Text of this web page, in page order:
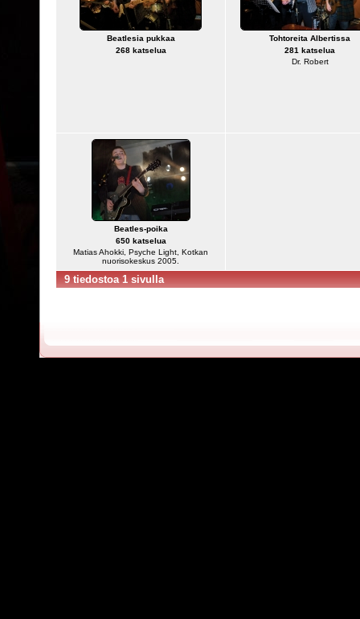
Beatlesia pukkaa
268 katselua
Tohtoreita Albertissa
281 katselua
Dr. Robert
Beatles-poika
650 katselua
Matias Ahokki, Psyche Light, Kotkan
nuorisokeskus 2005.
9 tiedostoa 1 sivulla